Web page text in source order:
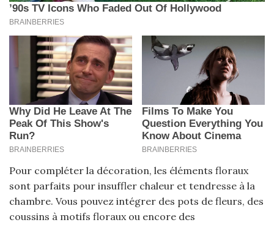
Pour compléter la décoration, les éléments floraux
sont parfaits pour insuffler chaleur et tendresse à la
chambre. Vous pouvez intégrer des pots de fleurs, des
coussins à motifs floraux ou encore des